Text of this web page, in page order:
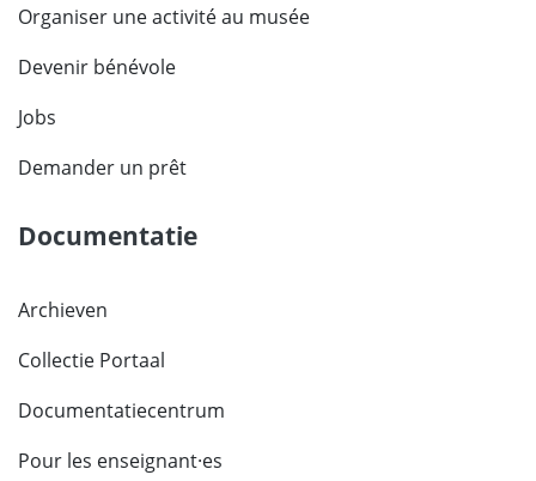
Organiser une activité au musée
Devenir bénévole
Jobs
Demander un prêt
Documentatie
Archieven
Collectie Portaal
Documentatiecentrum
Pour les enseignant·es